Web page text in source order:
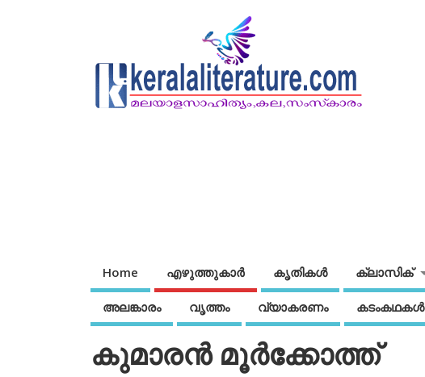
Home എഴുത്തുകാര്‍ കൃതികൾ ക്ലാസിക്
അലങ്കാരം വൃത്തം വ്യാകരണം കടംകഥകള്‍
കുമാരന്‍ മൂര്‍ക്കോത്ത്